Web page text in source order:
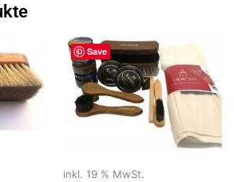
Save
inkl. 19 % MwSt.